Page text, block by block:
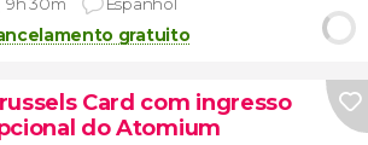
gratuito
Card com ingresso
do Atomium